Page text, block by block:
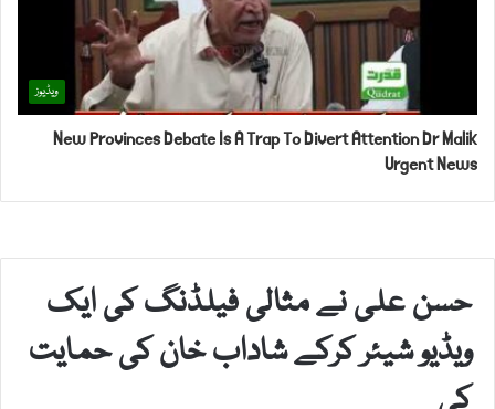
ویڈیوز
New Provinces Debate Is A Trap To Divert Attention Dr Malik
Urgent News